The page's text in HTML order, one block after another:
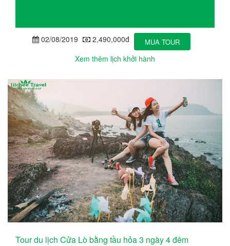
02/08/2019 2,490,000đ MUA TOUR
Xem thêm lịch khởi hành
Tour du lịch Cửa Lò bằng tầu hỏa 3 ngày 4 đêm